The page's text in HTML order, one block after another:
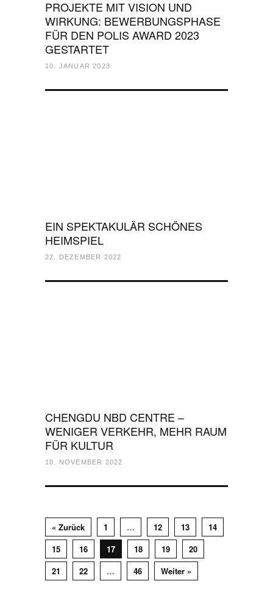
PROJEKTE MIT VISION UND
WIRKUNG: BEWERBUNGSPHASE
FÜR DEN POLIS AWARD 2023
GESTARTET
10. JANUAR 2023
EIN SPEKTAKULÄR SCHÖNES
HEIMSPIEL
22. DEZEMBER 2022
CHENGDU NBD CENTRE –
WENIGER VERKEHR, MEHR RAUM
FÜR KULTUR
10. NOVEMBER 2022
« Zurück 1 … 12 13
14
15
16 17 18 19
20
21
22 … 46 Weiter »